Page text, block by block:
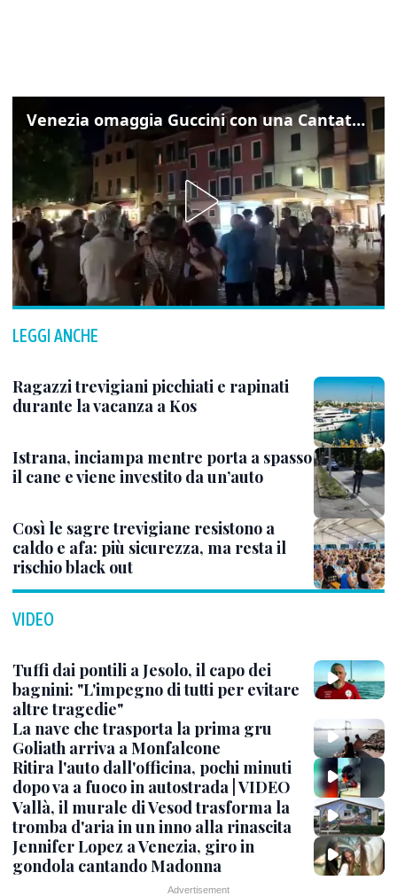
Venezia omaggia Guccini con una Cantata Anarchica in campo Santa Margherita
LEGGI ANCHE
Ragazzi trevigiani picchiati e rapinati
durante la vacanza a Kos
Istrana, inciampa mentre porta a spasso
il cane e viene investito da un’auto
Così le sagre trevigiane resistono a
caldo e afa: più sicurezza, ma resta il
rischio black out
VIDEO
Tuffi dai pontili a Jesolo, il capo dei
bagnini: "L'impegno di tutti per evitare
altre tragedie"
La nave che trasporta la prima gru
Goliath arriva a Monfalcone
Ritira l'auto dall'officina, pochi minuti
dopo va a fuoco in autostrada | VIDEO
Vallà, il murale di Vesod trasforma la
tromba d'aria in un inno alla rinascita
Jennifer Lopez a Venezia, giro in
gondola cantando Madonna